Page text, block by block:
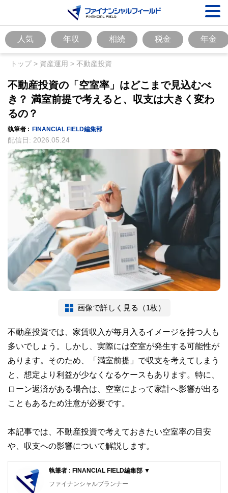
人気 年収 相続 税金 年金
トップ> 資産運用 > 不動産投資
不動産投資の「空室率」はどこまで見込むべ
き？ 満室前提で考えると、収支は大きく変わ
るの？
執筆者 : FINANCIAL FIELD編集部
配信日: 2026.05.24
画像で詳しく見る（1枚）
不動産投資では、家賃収入が毎月入るイメージを持つ人も
多いでしょう。しかし、実際には空室が発生する可能性が
あります。そのため、「満室前提」で収支を考えてしまう
と、想定より利益が少なくなるケースもあります。特に、
ローン返済がある場合は、空室によって家計へ影響が出る
こともあるため注意が必要です。
本記事では、不動産投資で考えておきたい空室率の目安
や、収支への影響について解説します。
執筆者 : FINANCIAL FIELD編集部 ▼
ファイナンシャルプランナー